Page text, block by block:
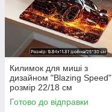
Килимок для миші з
дизайном "Blazing Speed",
розмір 22/18 см
Готово до відправки